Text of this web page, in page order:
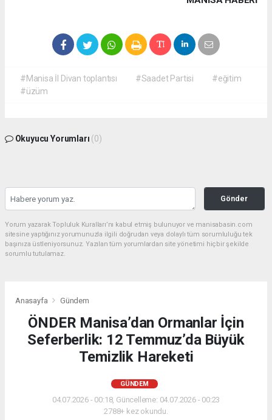
#Manisa İl Divan toplantısı #Saadet Partisi
#eğitim
#üzüm
Okuyucu Yorumları (0)
Gönder
Yorum yazarak Topluluk Kuralları’nı kabul etmiş bulunuyor ve manisabasin.com
sitesine yaptığınız yorumunuzla ilgili doğrudan veya dolaylı tüm sorumluluğu tek
başınıza üstleniyorsunuz. Yazılan tüm yorumlardan site yönetimi hiçbir şekilde
sorumlu tutulamaz.
Anasayfa Gündem
ÖNDER Manisa’dan Ormanlar İçin
Seferberlik: 12 Temmuz’da Büyük
Temizlik Hareketi
GÜNDEM
04.07.2026 - 00:18, Güncelleme: 04.07.2026 - 00:23
2788+ kez okundu.